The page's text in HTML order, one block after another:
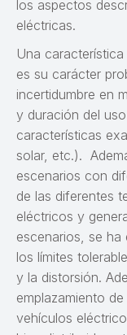
los aspectos
eléctricas.
Una
es su carácter
incertidumbre en
y duración del
características
solar, etc.).
escenarios con
de las diferentes
eléctricos y
escenarios, se ha
los límites
y la distorsión.
emplazamiento
vehículos